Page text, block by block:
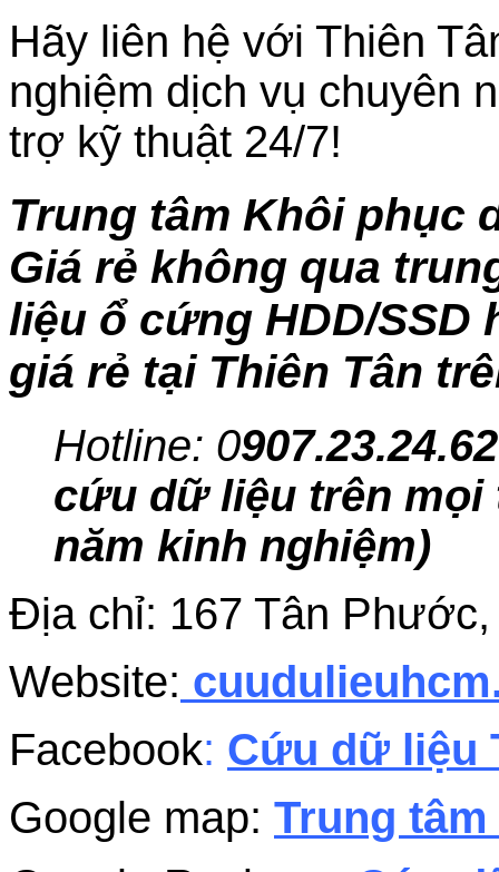
Hãy liên hệ với Thiên
nghiệm dịch vụ chuyên
trợ kỹ thuật 24/7!
Trung tâm Khôi phục
Giá rẻ không qua
liệu ổ cứng HDD/SSD
giá rẻ tại Thiên Tân
Hotline: 0
cứu dữ liệu trên
năm kinh nghiệm)
Địa chỉ: 167 Tân
Website:
Facebook: Cứu dữ liệu
Google map: Trung